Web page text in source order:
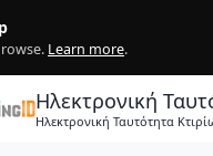
Learn more.
Ηλεκτρονική
Ηλεκτρονική Ταυτότητα